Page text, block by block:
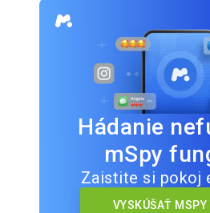
Hádanie
mSpy
Zaistite si pokoj
VYSKÚŠAŤ MSPY